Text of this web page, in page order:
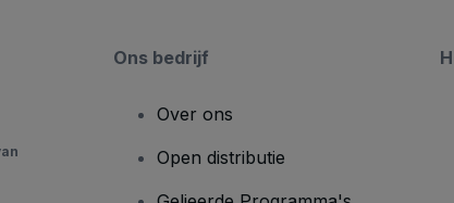
Ons bedrijf
Over ons
Open distributie